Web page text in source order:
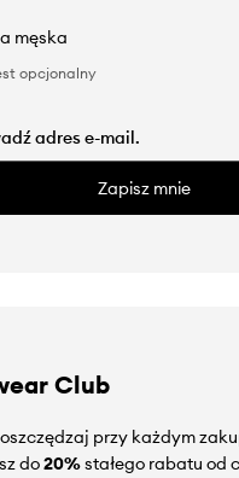
męska
opcjonalny
Zapisz mnie
Club
oszczędzaj przy każdym
do20%stałego rabatu od